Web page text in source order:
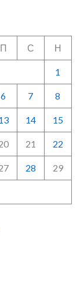
П С Н
1
6 7 8
14 15
21 22
28 29